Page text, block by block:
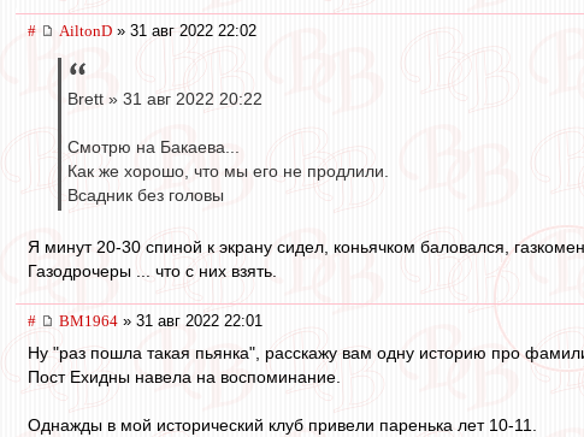
# AiltonD » 31 авг 2022 22:02
Brett » 31 авг 2022 20:22
Смотрю на Бакаева...
Как же хорошо, что мы его не продлили.
Всадник без головы
Я минут 20-30 спиной к экрану сидел, коньячком баловался,
Газодрочеры ... что с них взять.
# BM1964 » 31 авг 2022 22:01
Ну "раз пошла такая пьянка", расскажу вам одну историю про
Пост Ехидны навела на воспоминание.
Однажды в мой исторический клуб привели паренька лет 10-11.